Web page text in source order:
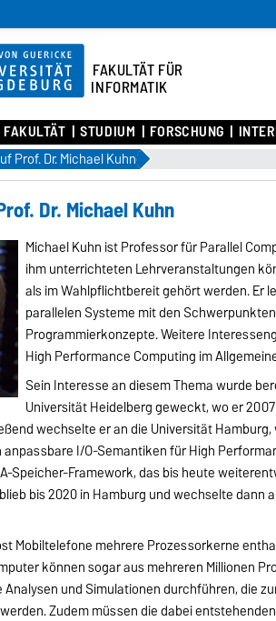
FAKULTÄT FÜR
INFORMATIK
FAKULTÄT STUDIUM FORSCHUNG
Prof. Dr. Michael Kuhn
Dr. Michael Kuhn
Michael Kuhn ist Professor für Parallel
ihm unterrichteten Lehrveranstaltungen
als im Wahlpflichtbereit gehört werden. Er
parallelen Systeme mit den
Programmierkonzepte. Weitere
High Performance Computing im
Sein Interesse an diesem Thema wurde
Universität Heidelberg geweckt, wo er
wechselte er an die Universität
anpassbare I/O-Semantiken für High
Speicher-Framework, das bis heute
bis 2020 in Hamburg und wechselte dann
Mobiltelefone mehrere Prozessorkerne
können sogar aus mehreren Millionen
und Simulationen durchführen, die
Zudem müssen die dabei